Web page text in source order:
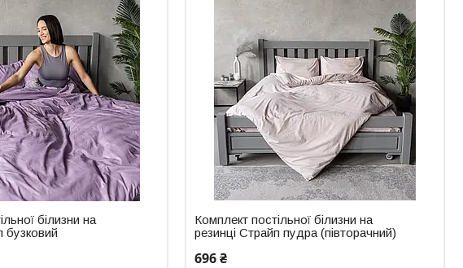
білизни на
бузковий
Комплект постільної білизни на
резинці Страйп пудра (півторачний)
696 ₴